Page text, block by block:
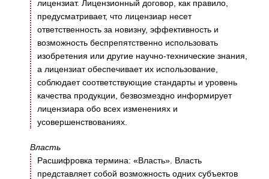
лицензиат. Лицензионный договор, как правило,
предусматривает, что лицензиар несет
ответственность за новизну, эффективность и
возможность беспрепятственно использовать
изобретения или другие научно-технические знания,
а лицензиат обеспечивает их использование,
соблюдает соответствующие стандарты и уровень
качества продукции, безвозмездно информирует
лицензиара обо всех изменениях и
усовершенствованиях.
Власть
Расшифровка термина: «Власть». Власть
представляет собой возможность одних субъектов